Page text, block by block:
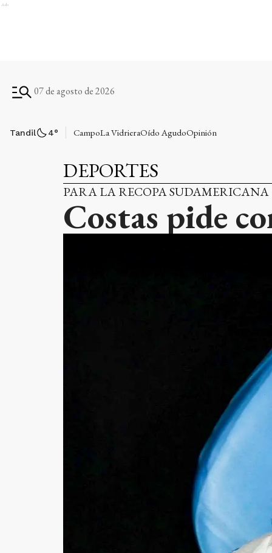
Ads
07 de agosto de 2026
Tandil 4° CampoLa VidrieraOído AgudoOpinión
DEPORTES
PARA LA RECOPA SUDAMERICANA
Costas pide